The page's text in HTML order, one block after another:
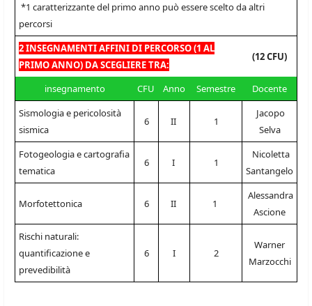
*1 caratterizzante del primo anno può essere scelto da altri
percorsi
2 INSEGNAMENTI AFFINI DI PERCORSO (1 AL
PRIMO ANNO) DA SCEGLIERE TRA:
(12 CFU)
insegnamento CFU Anno Semestre
Docente
Sismologia e pericolosità
sismica
6 II 1
Jacopo
Selva
Fotogeologia e cartografia
tematica
6 I 1
Nicoletta
Santangelo
Morfotettonica 6 II 1
Alessandra
Ascione
Rischi naturali:
quantificazione e
prevedibilità
6 I 2
Warner
Marzocchi